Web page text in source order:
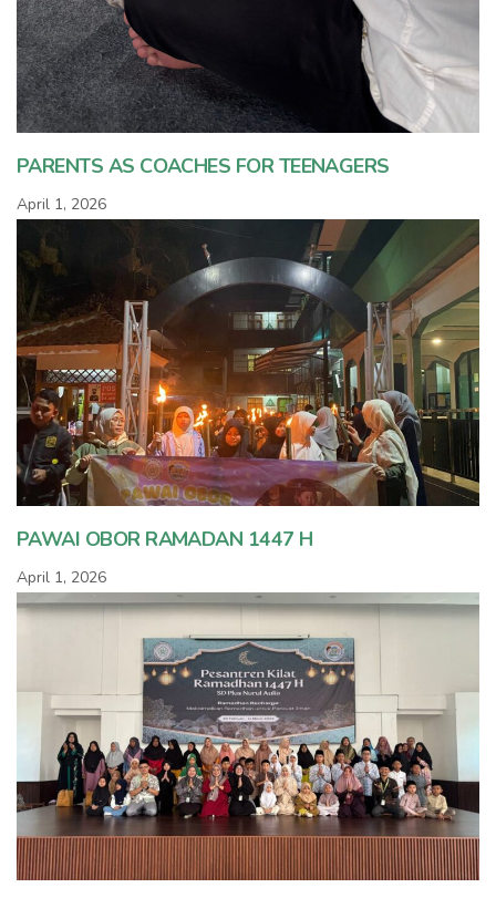
PARENTS AS COACHES FOR TEENAGERS
April 1, 2026
PAWAI OBOR RAMADAN 1447 H
April 1, 2026